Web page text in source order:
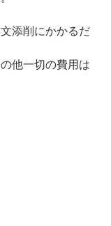
添削にかかるだ
他一切の費用は